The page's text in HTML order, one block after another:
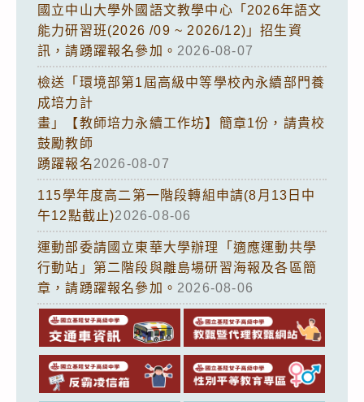
國立中山大學外國語文教學中心「2026年語文
能力研習班(2026 /09 ~ 2026/12)」招生資
訊，請踴躍報名參加。 2026-08-07
檢送「環境部第1屆高級中等學校內永續部門養
成培力計
畫」【教師培力永續工作坊】簡章1份，請貴校
鼓勵教師
踴躍報名2026-08-07
115學年度高二第一階段轉組申請(8月13日中
午12點截止)2026-08-06
運動部委請國立東華大學辦理「適應運動共學
行動站」第二階段與離島場研習海報及各區簡
章，請踴躍報名參加。 2026-08-06